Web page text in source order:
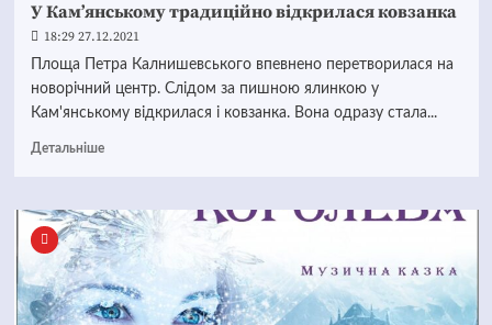
У Кам’янському традиційно відкрилася ковзанка
18:29 27.12.2021
Площа Петра Калнишевського впевнено перетворилася на
новорічний центр. Слідом за пишною ялинкою у
Кам'янському відкрилася і ковзанка. Вона одразу стала...
Детальніше